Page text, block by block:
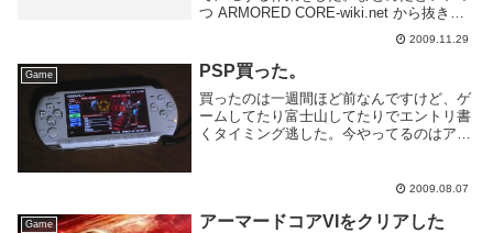
つ ARMORED CORE-wiki.net から抜き出
しただけです。というか全部取れる気がし
ません・・・ミッション 旧都市区 侵入者
撃破/TACIT CLE...
2009.11.29
Game PSP買った。
買ったのは一週間ほど前なんですけど、ゲ
ームしてたり富士山してたりでエントリ書
くタイミング逃した。今やってるのはアー
カイブスみたらメタルスラッグとかR-Type
2009.08.07
Game アーマードコアVIをクリアした